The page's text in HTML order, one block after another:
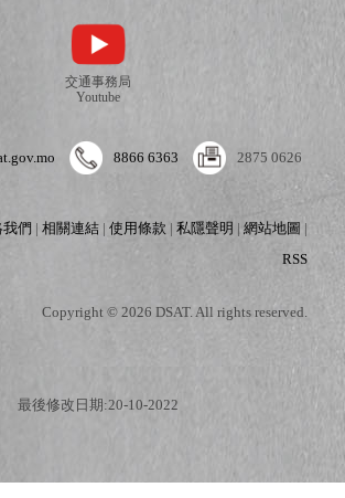
交通事務局
Youtube
8866 6363 2875 0626
我們 |相關連結 |使用條款 |私隱聲明 |網站地圖 |
RSS
Copyright © 2026 DSAT. All rights reserved.
最後修改日期:20-10-2022